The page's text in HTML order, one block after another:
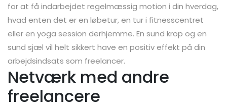
for at få indarbejdet regelmæssig motion i din hverdag,
hvad enten det er en løbetur, en tur i fitnesscentret
eller en yoga session derhjemme. En sund krop og en
sund sjæl vil helt sikkert have en positiv effekt på din
arbejdsindsats som freelancer.
Netværk med andre
freelancere